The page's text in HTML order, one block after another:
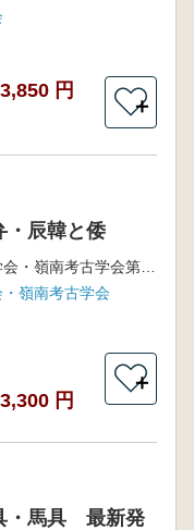
3,850 円
＋
・辰韓と倭
九州考古学会・嶺南考古学会第4回合同考古学大会
嶺南考古学会
3,300 円
＋
・馬具 最新発